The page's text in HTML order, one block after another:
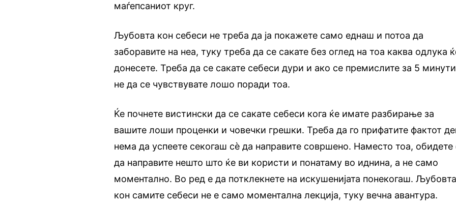
маѓепсаниот круг.
Љубовта кон себеси не треба да ја покажете само еднаш и потоа да
заборавите на неа, туку треба да се сакате без оглед на тоа каква одлука
донесете. Треба да се сакате себеси дури и ако се премислите за 5
не да се чувствувате лошо поради тоа.
Ќе почнете вистински да се сакате себеси кога ќе имате разбирање за
вашите лоши проценки и човечки грешки. Треба да го прифатите фактот
нема да успеете секогаш сѐ да направите совршено. Наместо тоа, обидете
да направите нешто што ќе ви користи и понатаму во иднина, а не само
моментално. Во ред е да потклекнете на искушенијата понекогаш. Љубовта
кон самите себеси не е само моментална лекција, туку вечна авантура.